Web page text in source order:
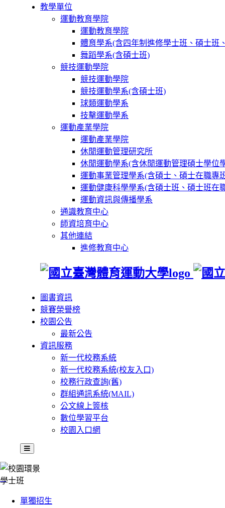
教學單位
運動教育學院
運動教育學院
體育學系(含四年制進修學士班、碩士班
舞蹈學系(含碩士班)
競技運動學院
競技運動學院
競技運動學系(含碩士班)
球類運動學系
技擊運動學系
運動產業學院
運動產業學院
休閒運動管理研究所
休閒運動學系(含休閒運動管理碩士學位
運動事業管理學系(含碩士、碩士在職專
運動健康科學學系(含碩士班、碩士班在
運動資訊與傳播學系
通識教育中心
師資培育中心
其他連結
進修教育中心
圖書資訊
競賽榮譽榜
校園公告
最新公告
資訊服務
新一代校務系統
新一代校務系統(校友入口)
校務行政查詢(舊)
群組通訊系統(MAIL)
公文線上簽核
數位學習平台
校園入口網
:::
學士班
單獨招生